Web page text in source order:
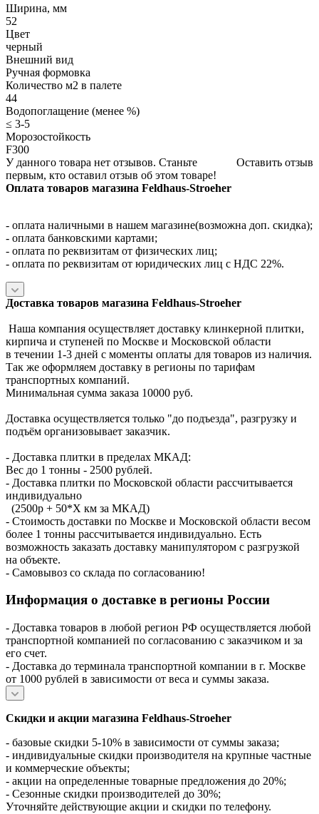
Ширина, мм
52
Цвет
черный
Внешний вид
Ручная формовка
Количество м2 в палете
44
Водопоглащение (менее %)
≤ 3-5
Морозостойкость
F300
Оставить отзыв
У данного товара нет отзывов. Станьте
первым, кто оставил отзыв об этом товаре!
Оплата товаров магазина Feldhaus-Stroeher
- оплата наличными в нашем магазине(возможна доп. скидка);
- оплата банковскими картами;
- оплата по реквизитам от физических лиц;
- оплата по реквизитам от юридических лиц с НДС 22%.
Доставка товаров магазина Feldhaus-Stroeher
Наша компания осуществляет доставку клинкерной плитки,
кирпича и ступеней по Москве и Московской области
в течении 1-3 дней с моменты оплаты для товаров из наличия.
Так же оформляем доставку в регионы по тарифам
транспортных компаний.
Минимальная сумма заказа 10000 руб.
Доставка осуществляется только "до подъезда", разгрузку и
подъём организовывает заказчик.
- Доставка плитки в пределах МКАД:
Вес до 1 тонны - 2500 рублей.
- Доставка плитки по Московской области рассчитывается
индивидуально
(2500р + 50*X км за МКАД)
- Стоимость доставки по Москве и Московской области весом
более 1 тонны рассчитывается индивидуально. Есть
возможность заказать доставку манипулятором с разгрузкой
на объекте.
- Самовывоз со склада по согласованию!
Информация о доставке в регионы России
- Доставка товаров в любой регион РФ осуществляется любой
транспортной компанией по согласованию с заказчиком и за
его счет.
- Доставка до терминала транспортной компании в г. Москве
от 1000 рублей в зависимости от веса и суммы заказа.
Скидки и акции магазина Feldhaus-Stroeher
- базовые скидки 5-10% в зависимости от суммы заказа;
- индивидуальные скидки производителя на крупные частные
и коммерческие объекты;
- акции на определенные товарные предложения до 20%;
- Сезонные скидки производителей до 30%;
Уточняйте действующие акции и скидки по телефону.